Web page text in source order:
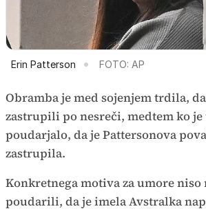
Erin Patterson FOTO: AP
Obramba je med sojenjem trdila,
zastrupili po nesreči, medtem ko
poudarjalo, da je Pattersonova
zastrupila.
Konkretnega motiva za umore niso
poudarili, da je imela Avstralka